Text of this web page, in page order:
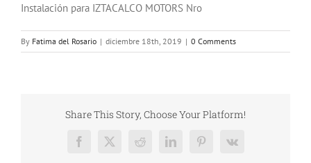
Instalación para IZTACALCO MOTORS Nro
By Fatima del Rosario | diciembre 18th, 2019 | 0 Comments
Share This Story, Choose Your Platform!
Facebook
X RedditLinkedInPinterest
Vk